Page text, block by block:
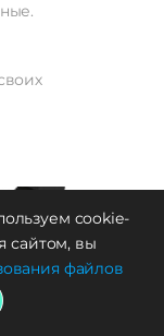
cookie-
сайтом, вы
файлов